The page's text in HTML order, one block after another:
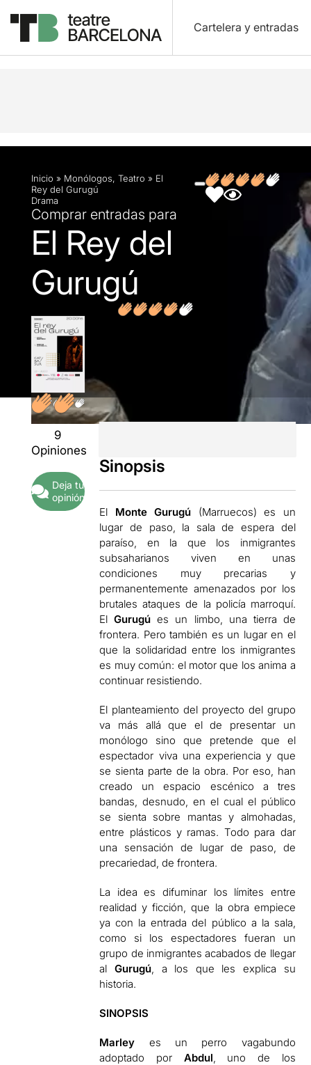
Cartelera y entradas
Descripción Ficha artística Fotos y vídeos
Inicio » Monólogos, Teatro » El
Rey del Gurugú
Drama
Comprar entradas para
El Rey del
Gurugú
9
Opiniones
Deja tu
opinión
Sinopsis
El Monte Gurugú (Marruecos) es un
lugar de paso, la sala de espera del
paraíso, en la que los inmigrantes
subsaharianos viven en unas
condiciones muy precarias y
permanentemente amenazados por los
brutales ataques de la policía marroquí.
ElGurugú es un limbo, una tierra de
frontera. Pero también es un lugar en el
que la solidaridad entre los inmigrantes
es muy común: el motor que los anima a
continuar resistiendo.
El planteamiento del proyecto del grupo
va más allá que el de presentar un
monólogo sino que pretende que el
espectador viva una experiencia y que
se sienta parte de la obra. Por eso, han
creado un espacio escénico a tres
bandas, desnudo, en el cual el público
se sienta sobre mantas y almohadas,
entre plásticos y ramas. Todo para dar
una sensación de lugar de paso, de
precariedad, de frontera.
La idea es difuminar los límites entre
realidad y ficción, que la obra empiece
ya con la entrada del público a la sala,
como si los espectadores fueran un
grupo de inmigrantes acabados de llegar
al Gurugú, a los que les explica su
historia.
SINOPSIS
Marley es un perro vagabundo
adoptado por Abdul, uno de los